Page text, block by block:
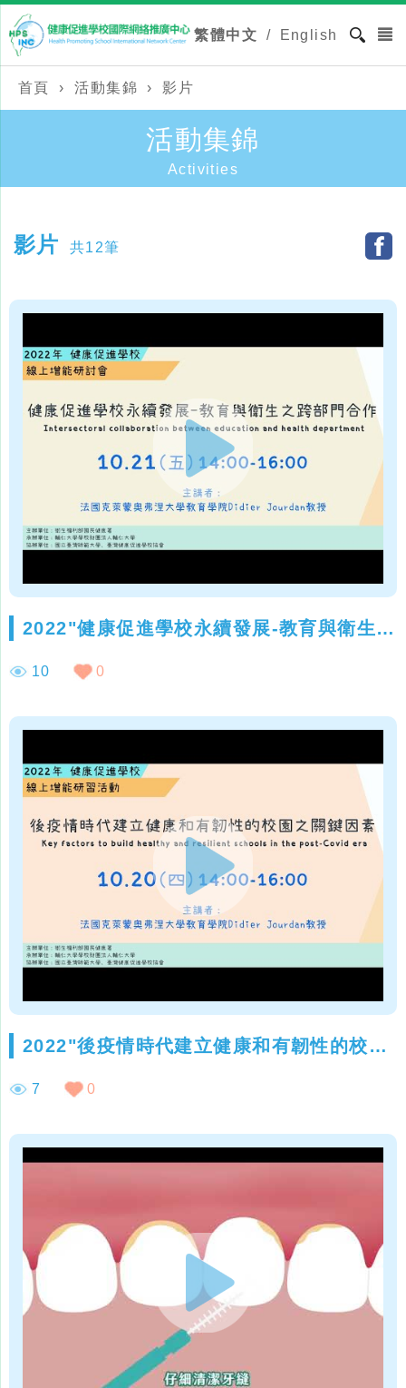
繁體中文 / English
首頁 › 活動集錦 › 影片
活動集錦
Activities
影片 共12筆
2022"健康促進學校永續發展-教育與衛生之跨部門合作"線上增能研討會
10 0
2022"後疫情時代建立健康和有韌性的校園之關鍵因素" 線上增能研習活動
7 0